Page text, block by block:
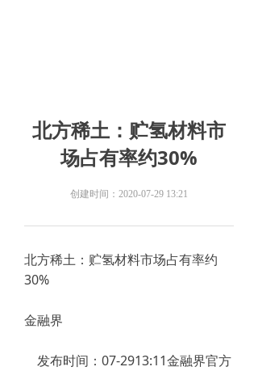
北方稀土：贮氢材料市
场占有率约30%
创建时间： 2020-07-29 13:21
北方稀土：贮氢材料市场占有率约
30%
金融界
发布时间：07-2913:11金融界官方